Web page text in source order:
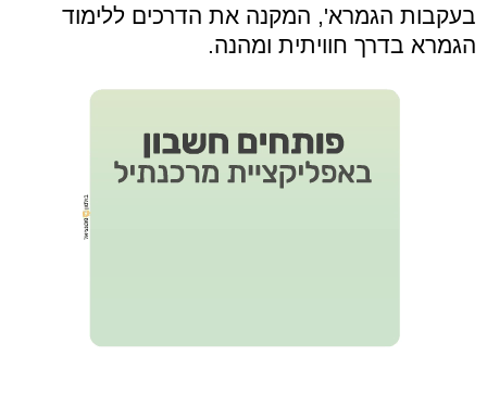
בעקבות הגמרא', המקנה את הדרכים ללימוד
הגמרא בדרך חוויתית ומהנה.